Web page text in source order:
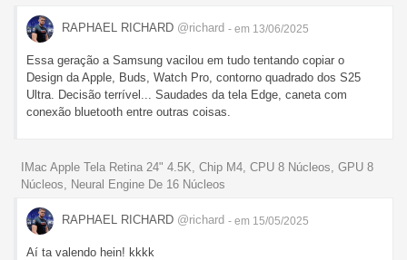
RAPHAEL RICHARD @richard - em 13/06/2025
Essa geração a Samsung vacilou em tudo tentando copiar o
Design da Apple, Buds, Watch Pro, contorno quadrado dos S25
Ultra. Decisão terrível... Saudades da tela Edge, caneta com
conexão bluetooth entre outras coisas.
IMac Apple Tela Retina 24" 4.5K, Chip M4, CPU 8 Núcleos, GPU 8
Núcleos, Neural Engine De 16 Núcleos
RAPHAEL RICHARD @richard - em 15/05/2025
Aí ta valendo hein! kkkk